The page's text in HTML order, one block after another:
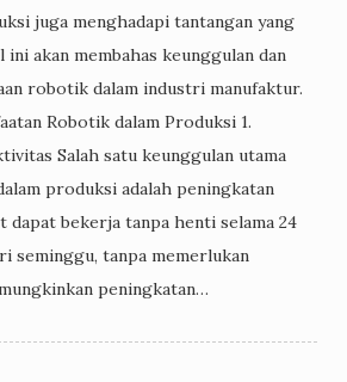
juga menghadapi tantangan yang
akan membahas keunggulan dan
robotik dalam industri manufaktur.
Robotik dalam Produksi 1.
Salah satu keunggulan utama
produksi adalah peningkatan
bekerja tanpa henti selama 24
seminggu, tanpa memerlukan
peningkatan…